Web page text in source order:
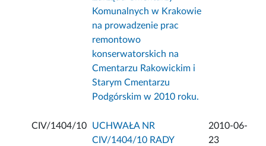
Komunalnych w Krakowie
na prowadzenie prac
remontowo
konserwatorskich na
Cmentarzu Rakowickim i
Starym Cmentarzu
Podgórskim w 2010 roku.
CIV/1404/10
UCHWAŁA NR
CIV/1404/10 RADY
2010-06-
23